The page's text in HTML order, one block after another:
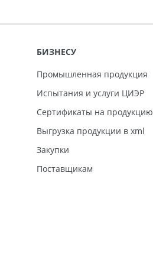
БИЗНЕСУ
Промышленная продукция
Испытания и услуги ЦИЭР
Сертификаты на продукцию
Выгрузка продукции в xml
Закупки
Поставщикам